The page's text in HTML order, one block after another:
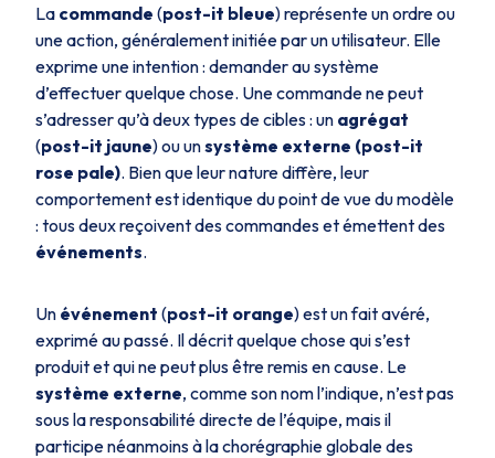
La commande (post-it bleue) représente un ordre ou
une action, généralement initiée par un utilisateur. Elle
exprime une intention : demander au système
d’effectuer quelque chose. Une commande ne peut
s’adresser qu’à deux types de cibles : un agrégat
(post-it jaune) ou unsystème externe (post-it
rose pale). Bien que leur nature diffère, leur
comportement est identique du point de vue du modèle
: tous deux reçoivent des commandes et émettent des
événements.
Un événement (post-it orange) est un fait avéré,
exprimé au passé. Il décrit quelque chose qui s’est
produit et qui ne peut plus être remis en cause. Le
système externe, comme son nom l’indique, n’est pas
sous la responsabilité directe de l’équipe, mais il
participe néanmoins à la chorégraphie globale des